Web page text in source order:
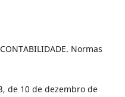
CONTABILIDADE. Normas
de 10 de dezembro de